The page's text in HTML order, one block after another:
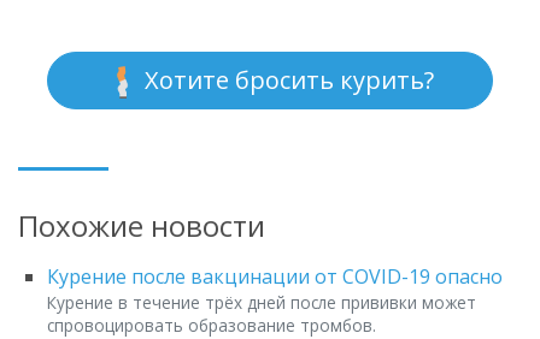
Хотите бросить курить?
Похожие новости
Курение после вакцинации от COVID-19 опасно
Курение в течение трёх дней после прививки может
спровоцировать образование тромбов.